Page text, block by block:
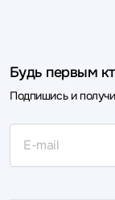
Будь первым
Подпишись и